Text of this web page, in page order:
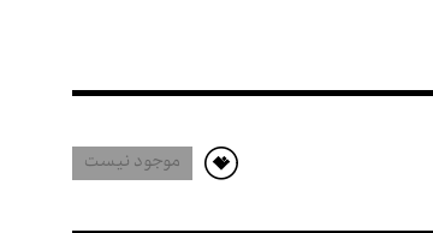
موجود نیست